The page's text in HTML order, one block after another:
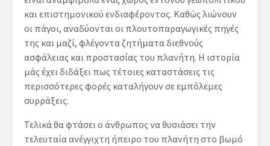
και επιστημονικού ενδιαφέροντος. Καθώς λιώνουν
οι πάγοι, αναδύονται οι πλουτοπαραγωγικές πηγές
της και μαζί, φλέγοντα ζητήματα διεθνούς
ασφάλειας και προστασίας του πλανήτη. Η ιστορία
μάς έχει διδάξει πως τέτοιες καταστάσεις τις
περισσότερες φορές καταλήγουν σε εμπόλεμες
συρράξεις.
Τελικά θα φτάσει ο άνθρωπος να θυσιάσει την
τελευταία ανέγγιχτη ήπειρο του πλανήτη στο βωμό